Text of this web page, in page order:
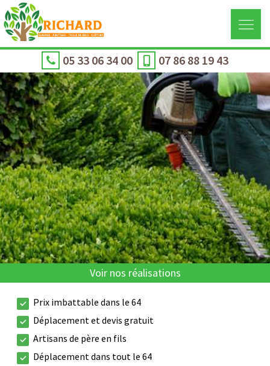
05 33 06 34 00 07 86 88 19 43
Voir nos réalisations
Prix imbattable dans le 64
Déplacement et devis gratuit
Artisans de père en fils
Déplacement dans tout le 64